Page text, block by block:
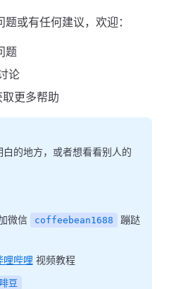
或有任何建议，欢迎：
题
论
取更多帮助
的地方，或者想看看别人的
微信
coffeebean1688
蹦跶
哩哔哩 视频教程
豆